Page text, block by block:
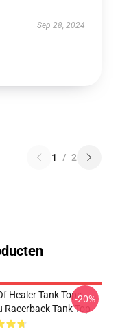
Sep 28, 2024
1 / 2
Healer Tank Tops -
Racerback Tank Top
-20%